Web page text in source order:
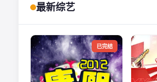
最新综艺
已完结